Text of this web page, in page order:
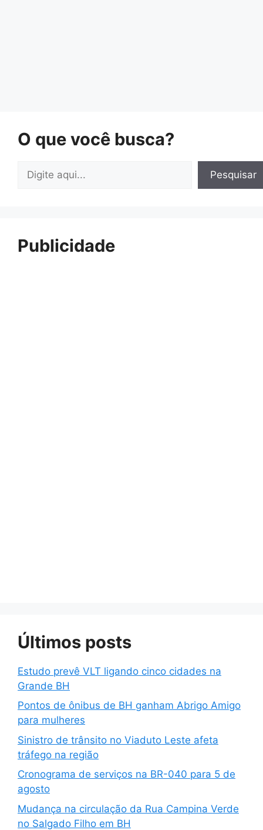
O que você busca?
Pesquisar
Publicidade
Últimos posts
Estudo prevê VLT ligando cinco cidades na
Grande BH
Pontos de ônibus de BH ganham Abrigo Amigo
para mulheres
Sinistro de trânsito no Viaduto Leste afeta
tráfego na região
Cronograma de serviços na BR-040 para 5 de
agosto
Mudança na circulação da Rua Campina Verde
no Salgado Filho em BH